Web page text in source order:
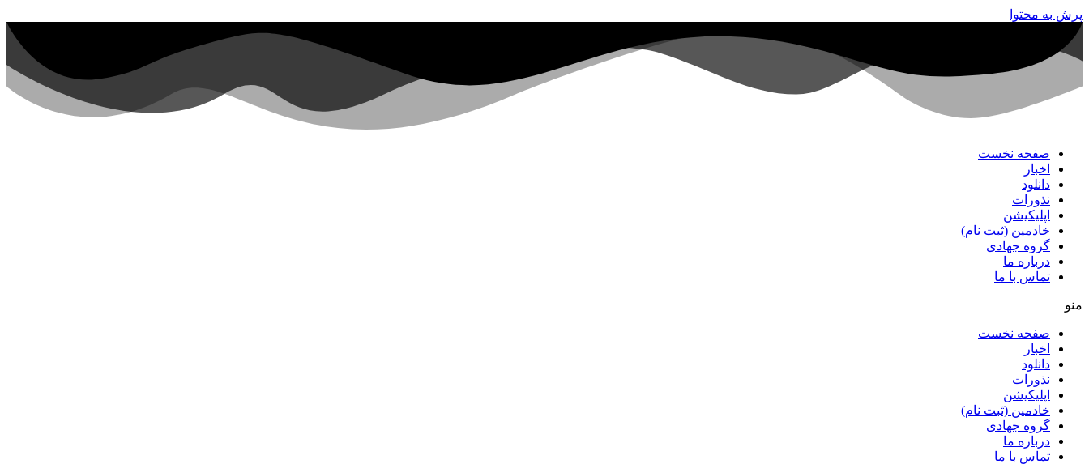
پرش به محتوا
صفحه نخست
اخبار
دانلود
نذورات
اپلیکیشن
خادمین (ثبت نام)
گروه جهادی
درباره ما
تماس با ما
منو
صفحه نخست
اخبار
دانلود
نذورات
اپلیکیشن
خادمین (ثبت نام)
گروه جهادی
درباره ما
تماس با ما